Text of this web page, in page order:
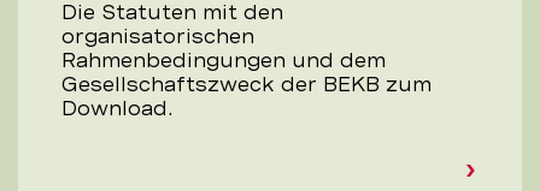
Die Statuten mit den
organisatorischen
Rahmenbedingungen und dem
Gesellschaftszweck der BEKB zum
Download.